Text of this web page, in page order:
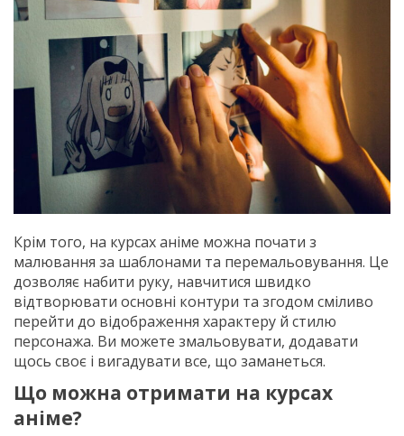
Крім того, на курсах аніме можна почати з
малювання за шаблонами та перемальовування. Це
дозволяє набити руку, навчитися швидко
відтворювати основні контури та згодом сміливо
перейти до відображення характеру й стилю
персонажа. Ви можете змальовувати, додавати
щось своє і вигадувати все, що заманеться.
Що можна отримати на курсах
аніме?